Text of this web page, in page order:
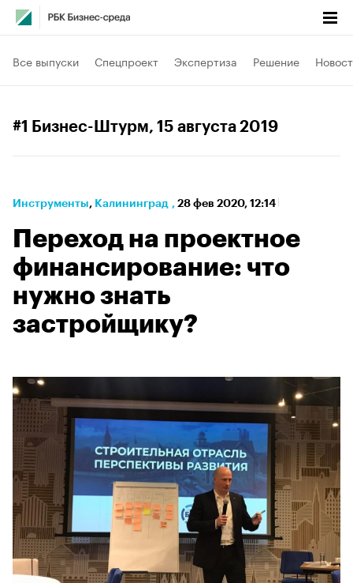
Все выпуски Спецпроект Экспертиза Решение
#1 Бизнес-Штурм, 15 августа 2019
Инструменты⁠, Калининград , 28 фев 2020, 12:14
Переход на проектное
финансирование: что
нужно знать
застройщику?